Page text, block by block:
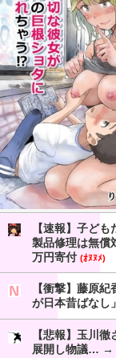
【速報】子ど
製品修理は無償
万円寄付 (ｵﾇﾇﾒ)
【衝撃】藤原
が日本昔ばなし
【悲報】玉川
展開し物議… →